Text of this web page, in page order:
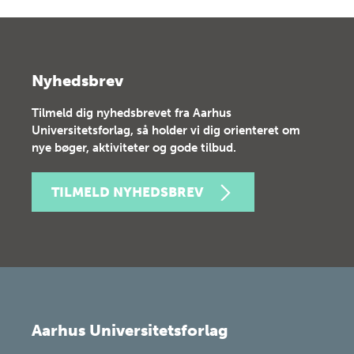
Nyhedsbrev
Tilmeld dig nyhedsbrevet fra Aarhus
Universitetsforlag, så holder vi dig orienteret om
nye bøger, aktiviteter og gode tilbud.
TILMELD NYHEDSBREV
Aarhus Universitetsforlag